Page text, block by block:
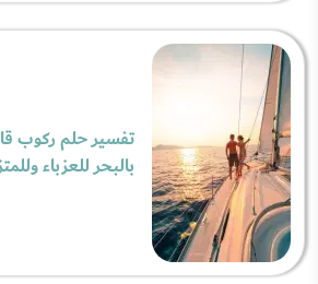
تفسير حلم
بالبحر للعزباء